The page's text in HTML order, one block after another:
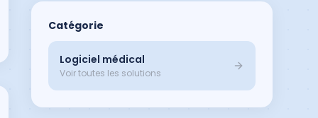
Catégorie
Logiciel médical
Voir toutes les solutions